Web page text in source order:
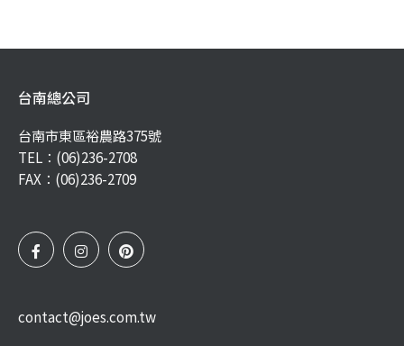
台南總公司
台南市東區裕農路375號
TEL： (06)236-2708
FAX：(06)236-2709
contact@joes.com.tw